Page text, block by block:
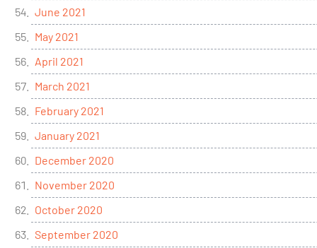
June 2021
May 2021
April 2021
March 2021
February 2021
January 2021
December 2020
November 2020
October 2020
September 2020